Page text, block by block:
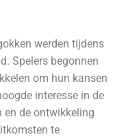
werden tijdens
Spelers begonnen
om hun kansen
interesse in de
en de ontwikkeling
te